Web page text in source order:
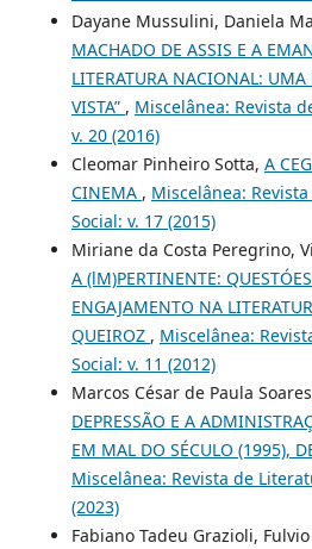
Dayane Mussulini, Daniela
MACHADO DE ASSIS E A
LITERATURA NACIONAL: UMA
VISTA” , Miscelânea: Revista
v. 20 (2016)
Cleomar Pinheiro Sotta, A
CINEMA , Miscelânea:
Social: v. 17 (2015)
Miriane da Costa Peregrino,
A (lM)PERTINENTE:
ENGAJAMENTO NA
QUEIROZ , Miscelânea:
Social: v. 11 (2012)
Marcos César de Paula
DEPRESSÃO E A
EM MAL DO SÉCULO (1995),
Miscelânea: Revista de
(2023)
Fabiano Tadeu Grazioli,